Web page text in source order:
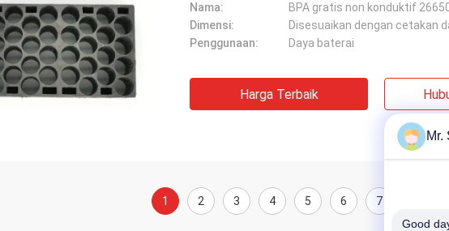
Nama:
BPA gratis non konduktif
Dimensi:
Disesuaikan dengan cetakan
Penggunaan:
Daya baterai
Harga Terbaik
1 2 3 4 5 6 7
Mr.
Good